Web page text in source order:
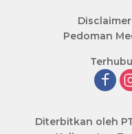
Disclaimer
Pedoman
Diterbitkan oleh